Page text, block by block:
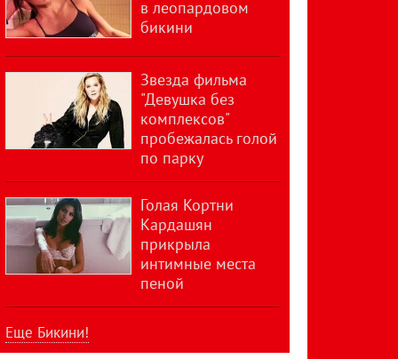
в леопардовом
бикини
Звезда фильма
"Девушка без
комплексов"
пробежалась голой
по парку
Голая Кортни
Кардашян
прикрыла
интимные места
пеной
Еще Бикини!